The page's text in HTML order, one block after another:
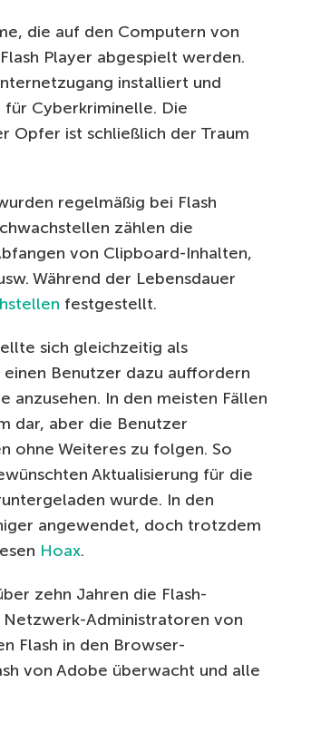
die auf den Computern von
Player abgespielt werden.
installiert und
Cyberkriminelle. Die
Opfer ist schließlich der Traum
regelmäßig bei Flash
zählen die
von Clipboard-Inhalten,
Während der Lebensdauer
festgestellt.
sich gleichzeitig als
Benutzer dazu auffordern
anzusehen. In den meisten Fällen
dar, aber die Benutzer
ohne Weiteres zu folgen. So
Aktualisierung für die
wurde. In den
angewendet, doch trotzdem
Hoax.
zehn Jahren die Flash-
Administratoren von
Flash in den Browser-
von Adobe überwacht und alle